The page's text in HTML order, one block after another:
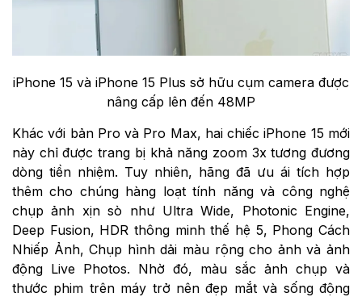
iPhone 15 và iPhone 15 Plus sở hữu cụm camera được
nâng cấp lên đến 48MP
Khác với bản Pro và Pro Max, hai chiếc iPhone 15 mới
này chỉ được trang bị khả năng zoom 3x tương đương
dòng tiền nhiệm. Tuy nhiên, hãng đã ưu ái tích hợp
thêm cho chúng hàng loạt tính năng và công nghệ
chụp ảnh xịn sò như Ultra Wide, Photonic Engine,
Deep Fusion, HDR thông minh thế hệ 5, Phong Cách
Nhiếp Ảnh, Chụp hình dải màu rộng cho ảnh và ảnh
động Live Photos. Nhờ đó, màu sắc ảnh chụp và
thước phim trên máy trở nên đẹp mắt và sống động